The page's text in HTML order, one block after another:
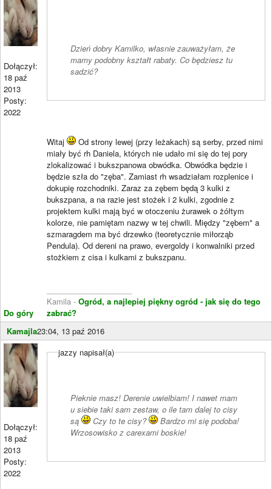
Dołączył:
18 paź
2013
Posty:
2022
Do góry
Dzień dobry Kamilko, własnie zauważyłam, że
mamy podobny kształt rabaty. Co będziesz tu
sadzić?
Witaj
Od strony lewej (przy leżakach) są serby, przed nimi
miały być rh Daniela, których nie udało mi się do tej pory
zlokalizować i bukszpanowa obwódka. Obwódka będzie i
będzie szła do "zęba". Zamiast rh wsadziałam rozplenice i
dokupię rozchodniki. Zaraz za zębem będą 3 kulki z
bukszpana, a na razie jest stożek i 2 kulki, zgodnie z
projektem kulki mają być w otoczeniu żurawek o żółtym
kolorze, nie pamiętam nazwy w tej chwili. Między "zębem" a
szmaragdem ma być drzewko (teoretycznie miłorząb
Pendula). Od dereni na prawo, evergoldy i konwalniki przed
stożkiem z cisa i kulkami z bukszpanu.
Kamila - Ogród, a najlepiej piękny ogród - jak się do tego
zabrać?
Kamajla23:04, 13 paź 2016
Dołączył:
18 paź
2013
Posty:
2022
jazzy napisał(a)
Pieknie masz! Derenie uwielbiam! I nawet mam
u siebie taki sam zestaw, o ile tam dalej to cisy
są
Czy to tecisy?
Bardzo mi się podoba!
Wrzosowisko z carexami boskie!